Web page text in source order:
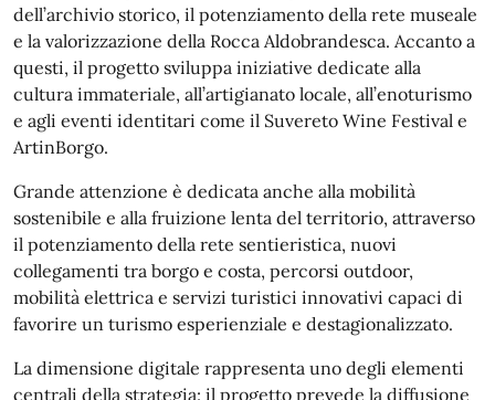
dell’archivio storico, il potenziamento della rete museale
e la valorizzazione della Rocca Aldobrandesca. Accanto a
questi, il progetto sviluppa iniziative dedicate alla
cultura immateriale, all’artigianato locale, all’enoturismo
e agli eventi identitari come il Suvereto Wine Festival e
ArtinBorgo.
Grande attenzione è dedicata anche alla mobilità
sostenibile e alla fruizione lenta del territorio, attraverso
il potenziamento della rete sentieristica, nuovi
collegamenti tra borgo e costa, percorsi outdoor,
mobilità elettrica e servizi turistici innovativi capaci di
favorire un turismo esperienziale e destagionalizzato.
La dimensione digitale rappresenta uno degli elementi
centrali della strategia: il progetto prevede la diffusione